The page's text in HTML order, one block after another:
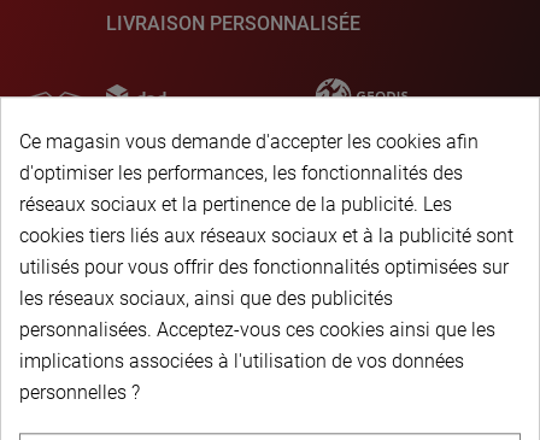
LIVRAISON PERSONNALISÉE
Newsletter
Ce magasin vous demande d'accepter les cookies afin
d'optimiser les performances, les fonctionnalités des
réseaux sociaux et la pertinence de la publicité. Les
cookies tiers liés aux réseaux sociaux et à la publicité sont
utilisés pour vous offrir des fonctionnalités optimisées sur
les réseaux sociaux, ainsi que des publicités
personnalisées. Acceptez-vous ces cookies ainsi que les
implications associées à l'utilisation de vos données
personnelles ?